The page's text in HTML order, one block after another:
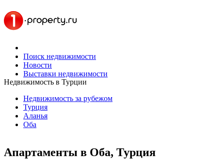
Поиск недвижимости
Новости
Выставки недвижимости
Недвижимость в Турции
Недвижимость за рубежом
Турция
Аланья
Оба
Апартаменты в Оба, Турция